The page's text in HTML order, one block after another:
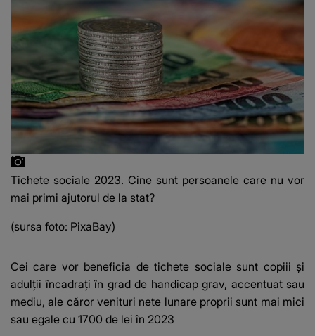
Tichete sociale 2023. Cine sunt persoanele care nu vor
mai primi ajutorul de la stat?
(sursa foto: PixaBay)
Cei care vor beneficia de tichete sociale sunt copiii și
adulții încadrați în grad de handicap grav, accentuat sau
mediu, ale căror venituri nete lunare proprii sunt mai mici
sau egale cu 1700 de lei în 2023